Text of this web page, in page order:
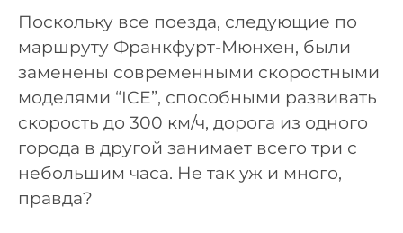
Поскольку все поезда, следующие по
маршруту Франкфурт-Мюнхен, были
заменены современными скоростными
моделями “ICE”, способными развивать
скорость до 300 км/ч, дорога из одного
города в другой занимает всего три с
небольшим часа. Не так уж и много,
правда?